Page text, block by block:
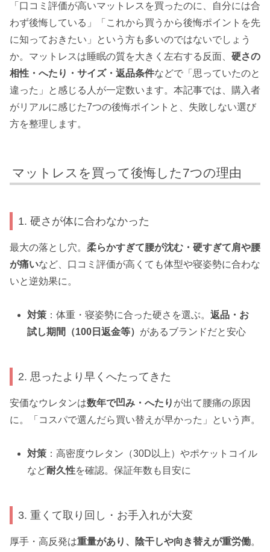
「口コミ評価が高いマットレスを買ったのに、自分には合
わず後悔している」「これから買うから後悔ポイントを先
に知っておきたい」という方も多いのではないでしょう
か。マットレスは睡眠の質を大きく左右する反面、 硬さの
相性・へたり・サイズ・返品条件などで「思っていたのと
違った」と感じる人が一定数います。本記事では、購入者
がリアルに感じた7つの後悔ポイントと、失敗しない選び
方を整理します。
マットレスを買って後悔した7つの理由
1. 硬さが体に合わなかった
最大の落とし穴。 柔らかすぎて腰が沈む・硬すぎて肩や腰
が痛いなど、口コミ評価が高くても体型や寝姿勢に合わな
いと逆効果に。
対策 ：体重・寝姿勢に合った硬さを選ぶ。返品・お
試し期間（100日返金等） があるブランドだと安心
2. 思ったより早くへたってきた
安価なウレタンは数年で凹み・へたり が出て腰痛の原因
に。「コスパで選んだら買い替えが早かった」という声。
対策 ：高密度ウレタン（30D以上）やポケットコイル
など耐久性を確認。保証年数も目安に
3. 重くて取り回し・お手入れが大変
厚手・高反発は重量があり、陰干しや向き替えが重労働。